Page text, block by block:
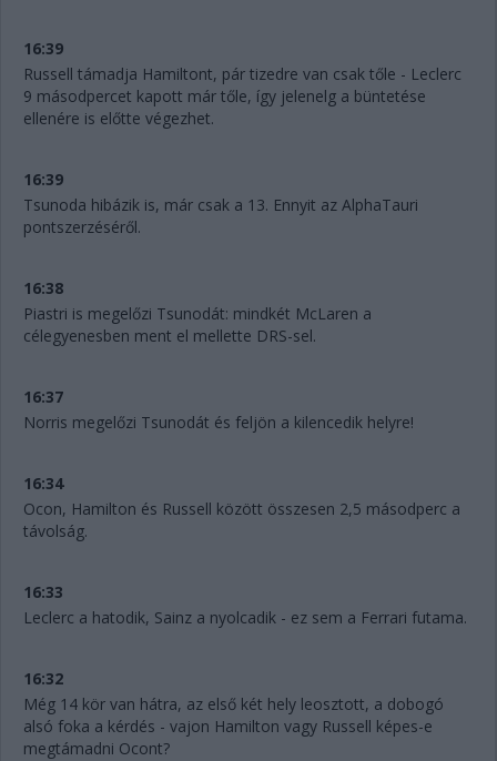
16:39
Russell támadja Hamiltont, pár tizedre van csak tőle - Leclerc
9 másodpercet kapott már tőle, így jelenelg a büntetése
ellenére is előtte végezhet.
16:39
Tsunoda hibázik is, már csak a 13. Ennyit az AlphaTauri
pontszerzéséről.
16:38
Piastri is megelőzi Tsunodát: mindkét McLaren a
célegyenesben ment el mellette DRS-sel.
16:37
Norris megelőzi Tsunodát és feljön a kilencedik helyre!
16:34
Ocon, Hamilton és Russell között összesen 2,5 másodperc a
távolság.
16:33
Leclerc a hatodik, Sainz a nyolcadik - ez sem a Ferrari futama.
16:32
Még 14 kör van hátra, az első két hely leosztott, a dobogó
alsó foka a kérdés - vajon Hamilton vagy Russell képes-e
megtámadni Ocont?